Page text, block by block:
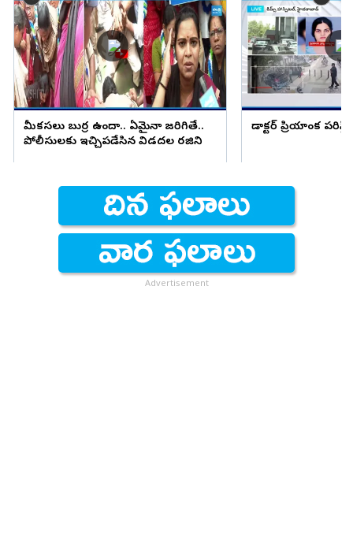
మీకసలు బుర్ర ఉందా.. ఏమైనా జరిగితే..
పోలీసులకు ఇచ్చిపడేసిన విడదల రజిని
డాక్టర్ ప్రియాంక
Advertisement